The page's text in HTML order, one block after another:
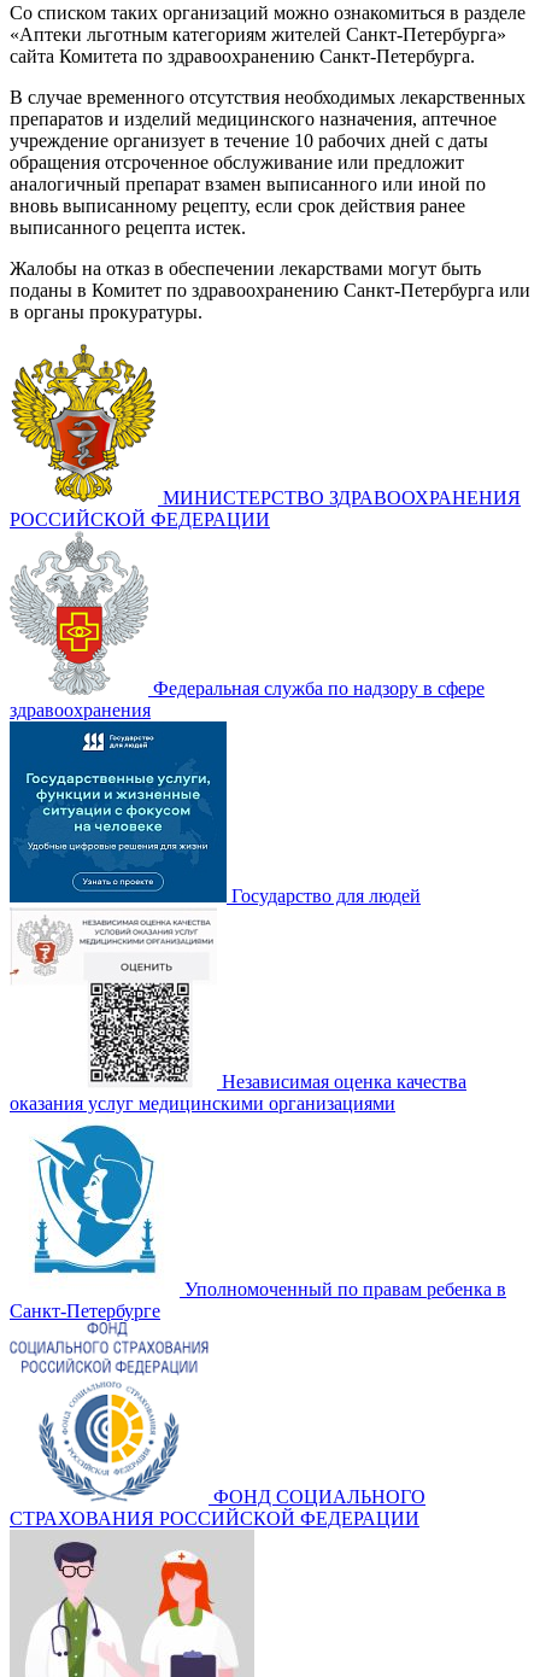
Со списком таких организаций можно ознакомиться в разделе
«Аптеки льготным категориям жителей Санкт-Петербурга»
сайта Комитета по здравоохранению Санкт-Петербурга.
В случае временного отсутствия необходимых лекарственных
препаратов и изделий медицинского назначения, аптечное
учреждение организует в течение 10 рабочих дней с даты
обращения отсроченное обслуживание или предложит
аналогичный препарат взамен выписанного или иной по
вновь выписанному рецепту, если срок действия ранее
выписанного рецепта истек.
Жалобы на отказ в обеспечении лекарствами могут быть
поданы в Комитет по здравоохранению Санкт-Петербурга или
в органы прокуратуры.
МИНИСТЕРСТВО ЗДРАВООХРАНЕНИЯ
РОССИЙСКОЙ ФЕДЕРАЦИИ
Федеральная служба по надзору в сфере
здравоохранения
Государство для людей
Независимая оценка качества
оказания услуг медицинскими организациями
Уполномоченный по правам ребенка в
Санкт-Петербурге
ФОНД СОЦИАЛЬНОГО
СТРАХОВАНИЯ РОССИЙСКОЙ ФЕДЕРАЦИИ